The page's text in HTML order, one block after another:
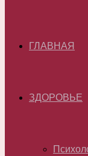
ГЛАВНАЯ
ЗДОРОВЬЕ